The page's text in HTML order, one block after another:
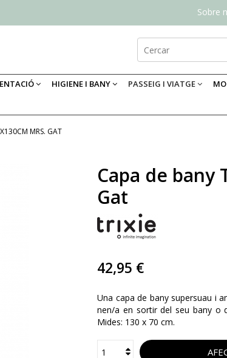
Sobre
HIGIENE I BANY PASSEIG I VIATGE
MRS. GAT
Capa de bany
Gat
42,95 €
Una capa de bany supersuau i
nen/a en sortir del seu bany o
Mides: 130 x 70 cm.